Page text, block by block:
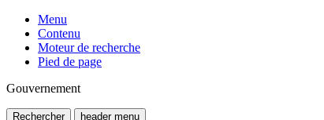
Menu
Contenu
Moteur de recherche
Pied de page
Gouvernement
Rechercher header menu